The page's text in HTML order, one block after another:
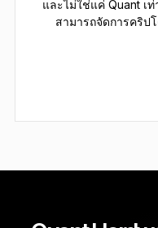
และไม่ใช่แค่ Quant เ
สามารถจัดการคริป